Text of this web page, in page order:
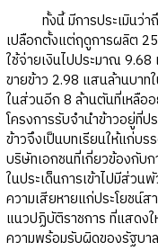
ทั้งนี้ มีการประเมินว่าถึ
เปลือกตั้งแต่ฤดูการผลิต
ใช้จ่ายเงินไปประมาณ
ขายข้าว 2.98 แสนล้านบาท
ในส่วนอีก 8 ล้านตันที่เหลือ
โครงการรับจำนำข้าวอยู่ที่
ข้าวจึงเป็นบทเรียนให้แก่บร
บริษัทเอกชนที่เกี่ยวข้องกับ
ในประเด็นการเข้าไปมีส่ว
ความเสียหายแก่ประโยชน์
แนวปฏิบัติราชการ ที่แสดงใ
ความพร้อมรับผิดของรัฐบา